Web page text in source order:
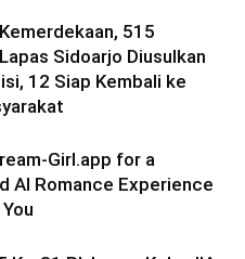
515
Sidoarjo Diusulkan
12 Siap Kembali ke
Girl.app for a
AI Romance Experience